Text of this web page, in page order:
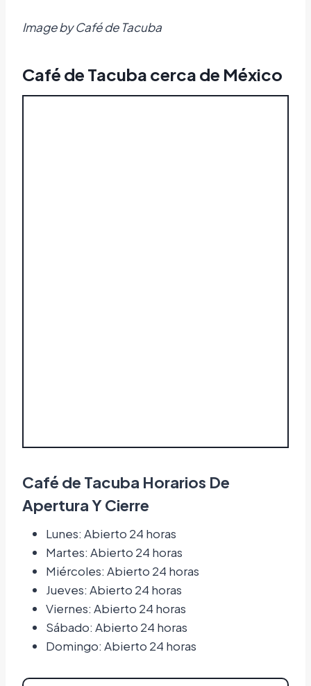
Image by Café de Tacuba
Café de Tacuba cerca de México
Café de Tacuba Horarios De
Apertura Y Cierre
Lunes: Abierto 24 horas
Martes: Abierto 24 horas
Miércoles: Abierto 24 horas
Jueves: Abierto 24 horas
Viernes: Abierto 24 horas
Sábado: Abierto 24 horas
Domingo: Abierto 24 horas